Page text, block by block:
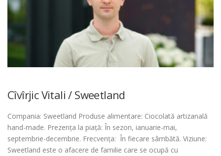
Cîvîrjic Vitali / Sweetland
Compania: Sweetland Produse alimentare: Ciocolată artizanală
hand-made. Prezența la piață: În sezon, ianuarie-mai,
septembrie-decembrie. Frecvența: În fiecare sâmbătă. Viziune:
Sweetland este o afacere de familie care se ocupă cu